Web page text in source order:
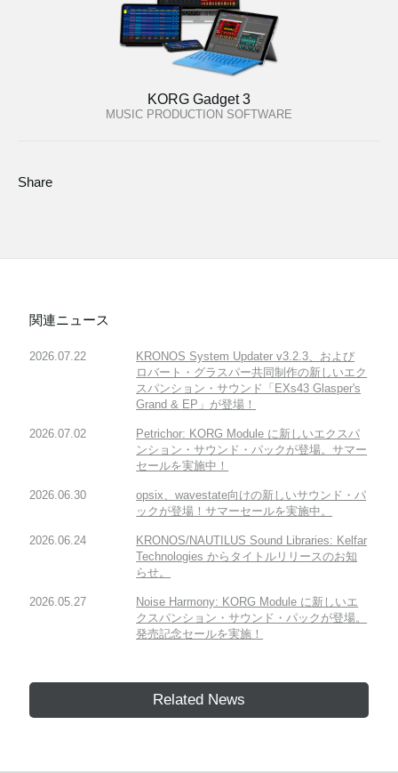
KORG Gadget 3
MUSIC PRODUCTION SOFTWARE
Share
関連ニュース
2026.07.22
KRONOS System Updater v3.2.3、および
ロバート・グラスパー共同制作の新しいエク
スパンション・サウンド「EXs43 Glasper's
Grand & EP」が登場！
2026.07.02
Petrichor: KORG Module に新しいエクスパ
ンション・サウンド・パックが登場。サマー
セールを実施中！
2026.06.30
opsix、wavestate向けの新しいサウンド・パ
ックが登場！サマーセールを実施中。
2026.06.24
KRONOS/NAUTILUS Sound Libraries: Kelfar
Technologies からタイトルリリースのお知
らせ。
2026.05.27
Noise Harmony: KORG Module に新しいエ
クスパンション・サウンド・パックが登場。
発売記念セールを実施！
Related News